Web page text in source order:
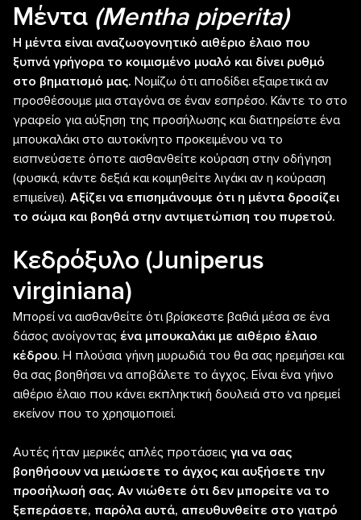
Μέντα (Mentha piperita)
Η μέντα είναι αναζωογονητικό αιθέριο έλαιο που
ξυπνά γρήγορα το κοιμισμένο μυαλό και δίνει ρυθμό
στο βηματισμό μας. Νομίζω ότι αποδίδει εξαιρετικά αν
προσθέσουμε μια σταγόνα σε έναν εσπρέσο. Κάντε το στο
γραφείο για αύξηση της προσήλωσης και διατηρείστε ένα
μπουκαλάκι στο αυτοκίνητο προκειμένου να το
εισπνεύσετε όποτε αισθανθείτε κούραση στην οδήγηση
(φυσικά, κάντε δεξιά και κοιμηθείτε λιγάκι αν η κούραση
επιμείνει). Αξίζει να επισημάνουμε ότι η μέντα δροσίζει
το σώμα και βοηθά στην αντιμετώπιση του πυρετού.
Κεδρόξυλο (Juniperus
virginiana)
Μπορεί να αισθανθείτε ότι βρίσκεστε βαθιά μέσα σε ένα
δάσος ανοίγοντας ένα μπουκαλάκι με αιθέριο έλαιο
κέδρου. Η πλούσια γήινη μυρωδιά του θα σας ηρεμήσει και
θα σας βοηθήσει να αποβάλετε το άγχος. Είναι ένα γήινο
αιθέριο έλαιο που κάνει εκπληκτική δουλειά στο να ηρεμεί
εκείνον που το χρησιμοποιεί.
Αυτές ήταν μερικές απλές προτάσειςγια να σας
βοηθήσουν να μειώσετε το άγχος και αυξήσετε την
προσήλωσή σας. Αν νιώθετε ότι δεν μπορείτε να το
ξεπεράσετε, παρόλα αυτά, απευθυνθείτε στο γιατρό